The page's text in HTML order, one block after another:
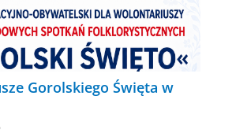
Gorolskiego Święta w